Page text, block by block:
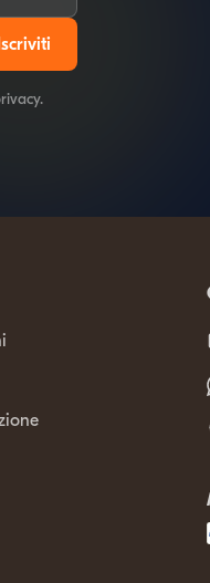
Iscriviti